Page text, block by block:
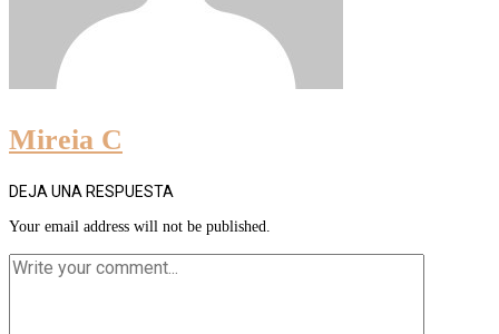
Mireia C
DEJA UNA RESPUESTA
Your email address will not be published.